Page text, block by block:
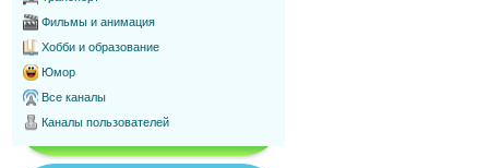
Фильмы и анимация
Хобби и образование
Юмор
Все каналы
Каналы пользователей